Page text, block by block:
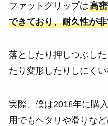
ファットグリップは高
できており、耐久性が
落としたり押しつぶし
たり変形したりしにくい
実際、僕は2018年に購
用でもヘタリや滑りなど